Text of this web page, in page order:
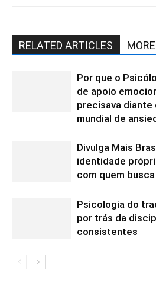
RELATED ARTICLES
Por que o
de apoio
precisava diante
mundial de
Divulga Mais
identidade
com quem
Psicologia do
por trás da
consistentes